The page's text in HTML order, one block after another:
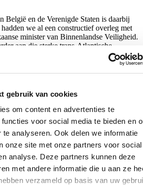
gebruik van cookies
om content en advertenties te
voor social media te bieden en
analyseren. Ook delen we informatie
onze site met onze partners voor social
analyse. Deze partners kunnen deze
met andere informatie die u aan ze
verzameld op basis van uw
België en de Verenigde Staten is daarbij
we al een constructief overleg met
minister van Binnenlandse Veiligheid.
aan die sterke trans-Atlantische
en kordaat inzetten tegen
E-mailadres
van Annelies Verlinden te ontvangen op